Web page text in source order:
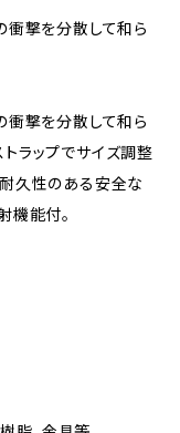
衝撃を分散して和ら
衝撃を分散して和ら
ラップでサイズ調整
耐久性のある安全な
機能付。